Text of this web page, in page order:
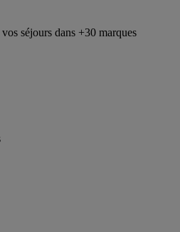
vos séjours dans +30 marques